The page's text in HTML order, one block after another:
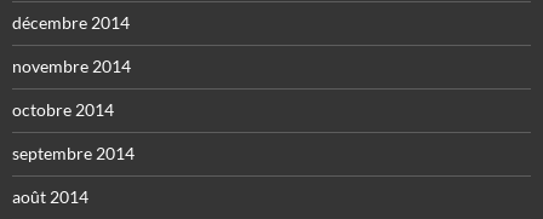
décembre 2014
novembre 2014
octobre 2014
septembre 2014
août 2014